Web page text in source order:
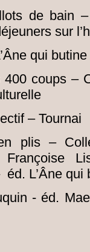
de bain
sur
qui butine
coups –
– Tournai
plis –
L’Âne qui
- éd.